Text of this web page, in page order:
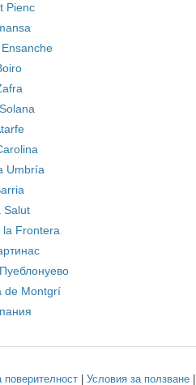
Pienc
Umbría
Salut
la Frontera
de Montgrí
поверителност Условия за ползване